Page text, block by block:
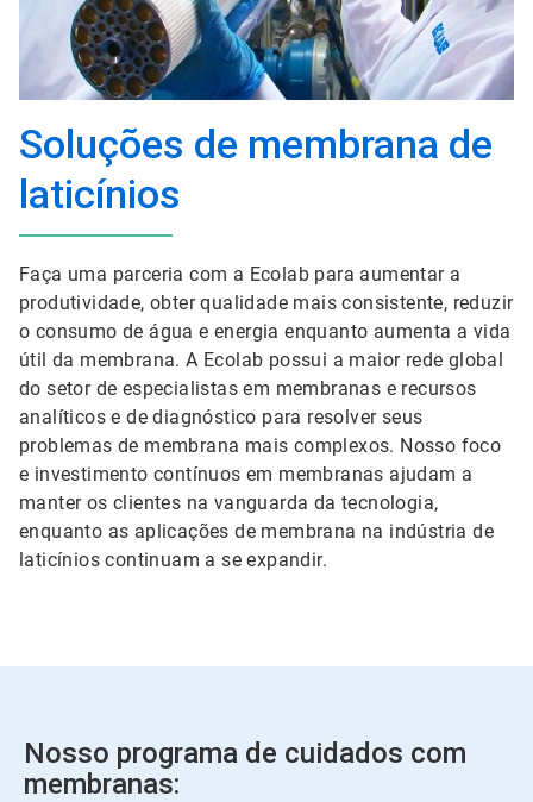
Soluções de membrana de
laticínios
Faça uma parceria com a Ecolab para aumentar a
produtividade, obter qualidade mais consistente, reduzir
o consumo de água e energia enquanto aumenta a vida
útil da membrana. A Ecolab possui a maior rede global
do setor de especialistas em membranas e recursos
analíticos e de diagnóstico para resolver seus
problemas de membrana mais complexos. Nosso foco
e investimento contínuos em membranas ajudam a
manter os clientes na vanguarda da tecnologia,
enquanto as aplicações de membrana na indústria de
laticínios continuam a se expandir.
Nosso programa de cuidados com
membranas: